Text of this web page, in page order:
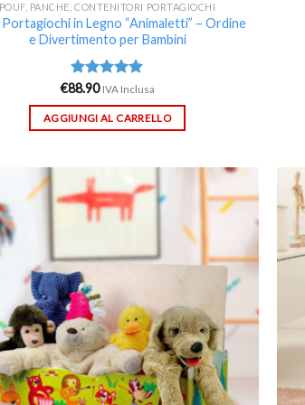
POUF, PANCHE, CONTENITORI PORTAGIOCHI
in Legno “Animaletti” – Ordine
e Divertimento per Bambini
Valutato
5.00su 5
€88.90 IVA Inclusa
AGGIUNGI AL CARRELLO
Aggiungi
desideri